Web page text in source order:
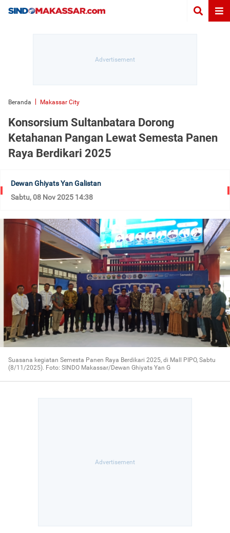
Beranda Makassar City
Konsorsium Sultanbatara Dorong
Ketahanan Pangan Lewat Semesta Panen
Raya Berdikari 2025
Dewan Ghiyats Yan Galistan
Sabtu, 08 Nov 2025 14:38
Suasana kegiatan Semesta Panen Raya Berdikari 2025, di Mall PIPO, Sabtu
(8/11/2025). Foto: SINDO Makassar/Dewan Ghiyats Yan G